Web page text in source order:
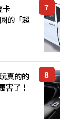
卡
的「超
評
真的的
害了！
的